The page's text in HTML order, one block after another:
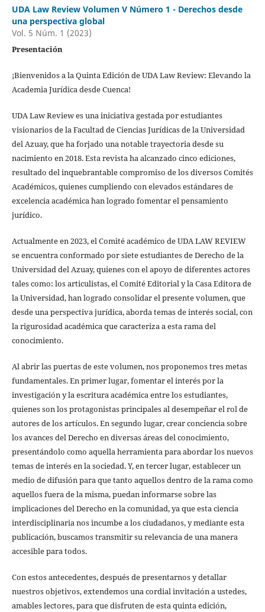
UDA Law Review Volumen V Número 1 - Derechos desde
una perspectiva global
Vol. 5 Núm. 1 (2023)
Presentación
¡Bienvenidos a la Quinta Edición de UDA Law Review: Elevando la
Academia Jurídica desde Cuenca!
UDA Law Review es una iniciativa gestada por estudiantes
visionarios de la Facultad de Ciencias Jurídicas de la Universidad
del Azuay, que ha forjado una notable trayectoria desde su
nacimiento en 2018. Esta revista ha alcanzado cinco ediciones,
resultado del inquebrantable compromiso de los diversos Comités
Académicos, quienes cumpliendo con elevados estándares de
excelencia académica han logrado fomentar el pensamiento
jurídico.
Actualmente en 2023, el Comité académico de UDA LAW REVIEW
se encuentra conformado por siete estudiantes de Derecho de la
Universidad del Azuay, quienes con el apoyo de diferentes actores
tales como: los articulistas, el Comité Editorial y la Casa Editora de
la Universidad, han logrado consolidar el presente volumen, que
desde una perspectiva jurídica, aborda temas de interés social, con
la rigurosidad académica que caracteriza a esta rama del
conocimiento.
Al abrir las puertas de este volumen, nos proponemos tres metas
fundamentales. En primer lugar, fomentar el interés por la
investigación y la escritura académica entre los estudiantes,
quienes son los protagonistas principales al desempeñar el rol de
autores de los artículos. En segundo lugar, crear conciencia sobre
los avances del Derecho en diversas áreas del conocimiento,
presentándolo como aquella herramienta para abordar los nuevos
temas de interés en la sociedad. Y, en tercer lugar, establecer un
medio de difusión para que tanto aquellos dentro de la rama como
aquellos fuera de la misma, puedan informarse sobre las
implicaciones del Derecho en la comunidad, ya que esta ciencia
interdisciplinaria nos incumbe a los ciudadanos, y mediante esta
publicación, buscamos transmitir su relevancia de una manera
accesible para todos.
Con estos antecedentes, después de presentarnos y detallar
nuestros objetivos, extendemos una cordial invitación a ustedes,
amables lectores, para que disfruten de esta quinta edición,